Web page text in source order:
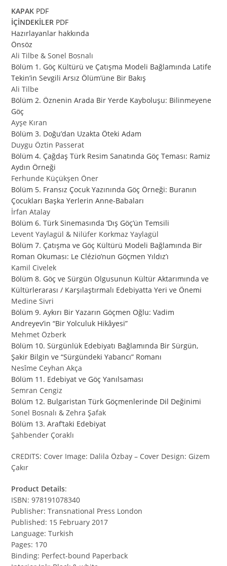
KAPAK PDF
İÇİNDEKİLER PDF
Hazırlayanlar hakkında
Önsöz
Ali Tilbe & Sonel Bosnalı
Bölüm 1. Göç Kültürü ve Çatışma Modeli Bağlamında Latife
Tekin’in Sevgili Arsız Ölüm’üne Bir Bakış
Ali Tilbe
Bölüm 2. Öznenin Arada Bir Yerde Kayboluşu: Bilinmeyene
Göç
Ayşe Kıran
Bölüm 3. Doğu’dan Uzakta Öteki Adam
Duygu Öztin Passerat
Bölüm 4. Çağdaş Türk Resim Sanatında Göç Teması: Ramiz
Aydın Örneği
Ferhunde Küçükşen Öner
Bölüm 5. Fransız Çocuk Yazınında Göç Örneği: Buranın
Çocukları Başka Yerlerin Anne-Babaları
İrfan Atalay
Bölüm 6. Türk Sinemasında ‘Dış Göç’ün Temsili
Levent Yaylagül & Nilüfer Korkmaz Yaylagül
Bölüm 7. Çatışma ve Göç Kültürü Modeli Bağlamında Bir
Roman Okuması: Le Clézio’nun Göçmen Yıldız’ı
Kamil Civelek
Bölüm 8. Göç ve Sürgün Olgusunun Kültür Aktarımında ve
Kültürlerarası / Karşılaştırmalı Edebiyatta Yeri ve Önemi
Medine Sivri
Bölüm 9. Aykırı Bir Yazarın Göçmen Oğlu: Vadim
Andreyev’in “Bir Yolculuk Hikâyesi”
Mehmet Özberk
Bölüm 10. Sürgünlük Edebiyatı Bağlamında Bir Sürgün,
Şakir Bilgin ve “Sürgündeki Yabancı” Romanı
Nesîme Ceyhan Akça
Bölüm 11. Edebiyat ve Göç Yanılsaması
Semran Cengiz
Bölüm 12. Bulgaristan Türk Göçmenlerinde Dil Değinimi
Sonel Bosnalı & Zehra Şafak
Bölüm 13. Araf’taki Edebiyat
Şahbender Çoraklı
CREDITS: Cover Image: Dalila Özbay – Cover Design: Gizem
Çakır
Product Details:
ISBN: 978191078340
Publisher: Transnational Press London
Published: 15 February 2017
Language: Turkish
Pages: 170
Binding: Perfect-bound Paperback